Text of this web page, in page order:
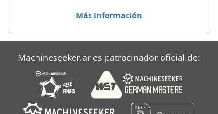
Takeuchi Tb 285
Titular De Bigbag
Más información
Machineseeker.ar es patrocinador oficial de: